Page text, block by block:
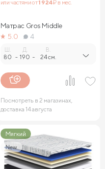
или частями от1 924₽ в мес.
Матрас Gros Middle
5.0
4
80 -
Д.
190 -
В.
24 см.
Посмотреть в 2 магазинах,
доставка 14 августа
Мягкий
New